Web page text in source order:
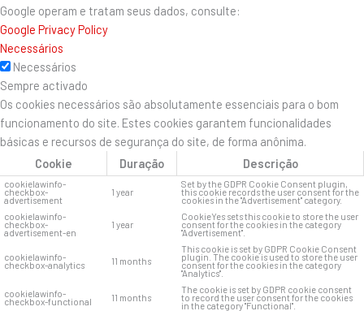
Google operam e tratam seus dados, consulte:
Google Privacy Policy
Necessários
Necessários
Sempre activado
Os cookies necessários são absolutamente essenciais para o bom
funcionamento do site. Estes cookies garantem funcionalidades
básicas e recursos de segurança do site, de forma anônima.
Cookie
Duração Descrição
cookielawinfo-
checkbox-
advertisement
1 year
Set by the GDPR Cookie Consent plugin,
this cookie records the user consent for the
cookies in the "Advertisement" category.
cookielawinfo-
checkbox-
advertisement-en
1 year
CookieYes sets this cookie to store the user
consent for the cookies in the category
"Advertisement".
cookielawinfo-
checkbox-analytics 11 months
This cookie is set by GDPR Cookie Consent
plugin. The cookie is used to store the user
consent for the cookies in the category
"Analytics".
cookielawinfo-
checkbox-functional 11 months
The cookie is set by GDPR cookie consent
to record the user consent for the cookies
in the category "Functional".